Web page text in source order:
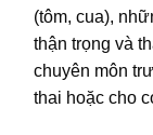
(tôm, cua),
thận trọng và
chuyên môn
thai hoặc cho